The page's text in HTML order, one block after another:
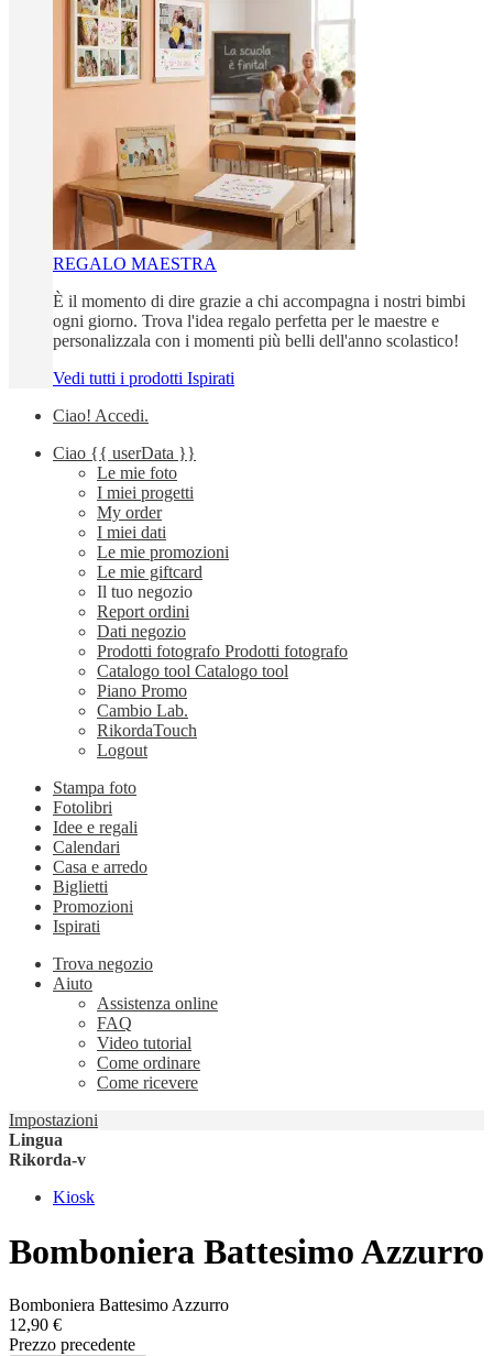
REGALO MAESTRA
È il momento di dire grazie a chi accompagna i nostri bimbi
ogni giorno. Trova l'idea regalo perfetta per le maestre e
personalizzala con i momenti più belli dell'anno scolastico!
Vedi tutti i prodotti Ispirati
Ciao! Accedi.
Ciao {{ userData }}
Le mie foto
I miei progetti
My order
I miei dati
Le mie promozioni
Le mie giftcard
Il tuo negozio
Report ordini
Dati negozio
Prodotti fotografo Prodotti fotografo
Catalogo tool Catalogo tool
Piano Promo
Cambio Lab.
RikordaTouch
Logout
Stampa foto
Fotolibri
Idee e regali
Calendari
Casa e arredo
Biglietti
Promozioni
Ispirati
Trova negozio
Aiuto
Assistenza online
FAQ
Video tutorial
Come ordinare
Come ricevere
Impostazioni
Lingua
Rikorda-v
Kiosk
Bomboniera Battesimo Azzurro
Bomboniera Battesimo Azzurro
12,90 €
Prezzo precedente